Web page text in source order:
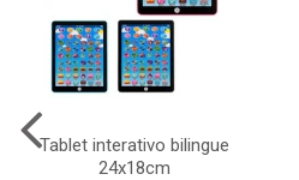
Tablet interativo bilingue
24x18cm